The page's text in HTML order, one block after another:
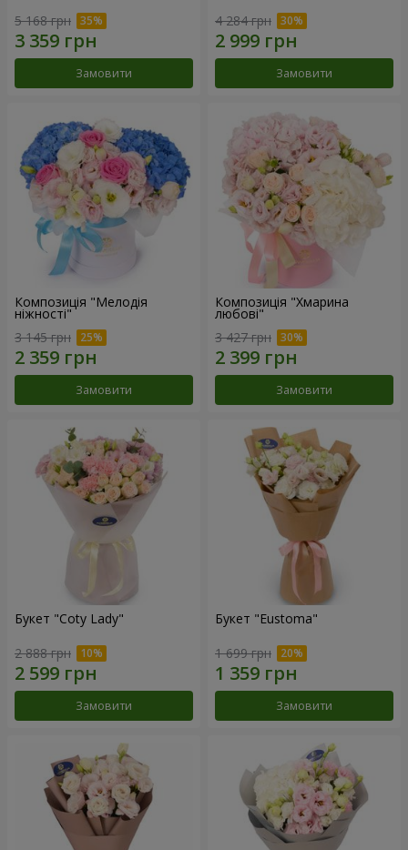
5 168 грн
Замовити
4 284 грн
Замовити
Композиція "Мелодія
ніжності"
3 145 грн
Замовити
Композиція "Хмарина
любові"
3 427 грн
Замовити
Букет "Coty Lady"
2 888 грн
Замовити
Букет "Eustoma"
1 699 грн
Замовити